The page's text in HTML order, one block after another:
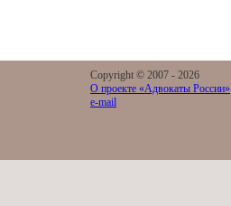
Copyright © 2007 - 2026
О проекте «Адвокаты России»
e-mail